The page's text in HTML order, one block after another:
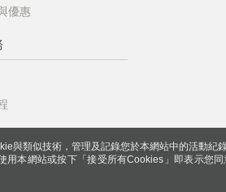
與類似技術，管理及記錄您於本網站中的活動紀
本網站或按下「接受所有Cookies」即表示您
優惠